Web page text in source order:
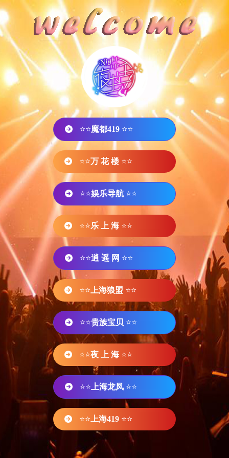
⭐⭐魔都419 ⭐⭐
⭐⭐万 花 楼 ⭐⭐
⭐⭐娱乐导航 ⭐⭐
⭐⭐乐 上 海 ⭐⭐
⭐⭐逍 遥 网 ⭐⭐
⭐⭐ 上海狼盟 ⭐⭐
⭐⭐贵族宝贝 ⭐⭐
⭐⭐夜 上 海 ⭐⭐
⭐⭐ 上海龙凤 ⭐⭐
⭐⭐ 上海419 ⭐⭐